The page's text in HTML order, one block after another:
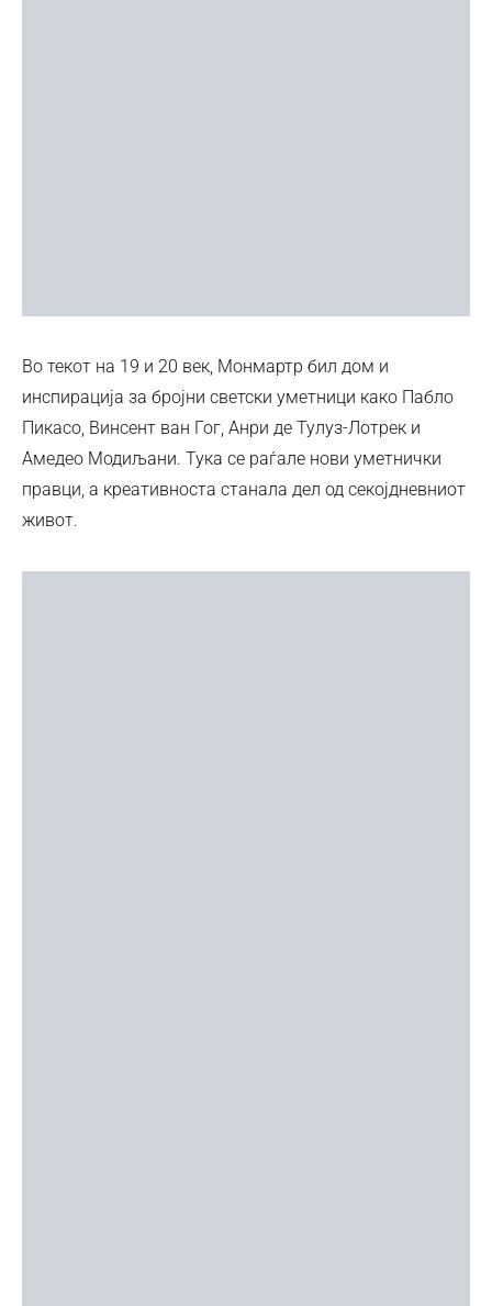
Во текот на 19 и 20 век, Монмартр бил дом и
инспирација за бројни светски уметници како Пабло
Пикасо, Винсент ван Гог, Анри де Тулуз-Лотрек и
Амедео Модиљани. Тука се раѓале нови уметнички
правци, а креативноста станала дел од секојдневниот
живот.